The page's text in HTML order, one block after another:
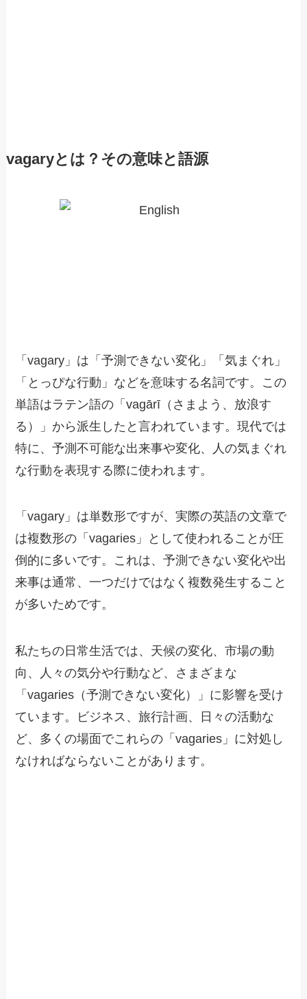
vagaryとは？その意味と語源
「vagary」は「予測できない変化」「気まぐれ」
「とっぴな行動」などを意味する名詞です。この
単語はラテン語の「vagārī（さまよう、放浪す
る）」から派生したと言われています。現代では
特に、予測不可能な出来事や変化、人の気まぐれ
な行動を表現する際に使われます。
「vagary」は単数形ですが、実際の英語の文章で
は複数形の「vagaries」として使われることが圧
倒的に多いです。これは、予測できない変化や出
来事は通常、一つだけではなく複数発生すること
が多いためです。
私たちの日常生活では、天候の変化、市場の動
向、人々の気分や行動など、さまざまな
「vagaries（予測できない変化）」に影響を受け
ています。ビジネス、旅行計画、日々の活動な
ど、多くの場面でこれらの「vagaries」に対処し
なければならないことがあります。